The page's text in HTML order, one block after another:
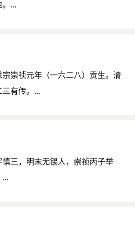
...
崇祯元年（一六二八）贡生。清
有传。...
三，明末无锡人，崇祯丙子举
...